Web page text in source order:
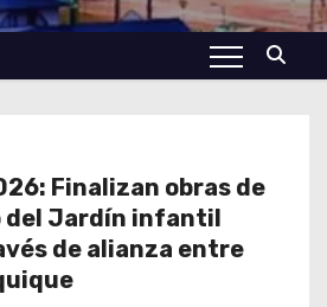
Finalizan obras de
del Jardín infantil
de alianza entre